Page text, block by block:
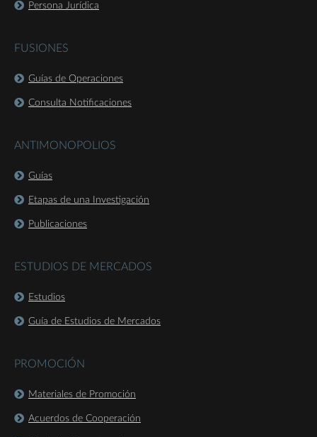
Persona Jurídica
FUSIONES
Guías de Operaciones
Consulta Notificaciones
ANTIMONOPOLIOS
Guías
Etapas de una Investigación
Publicaciones
ESTUDIOS DE MERCADOS
Estudios
Guía de Estudios de Mercados
PROMOCIÓN
Materiales de Promoción
Acuerdos de Cooperación